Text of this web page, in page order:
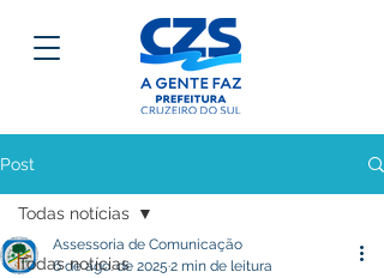
Post
Todas notícias
Todas notícias
Assessoria de Comunicação
6 de ago. de 2025 2 min de leitura